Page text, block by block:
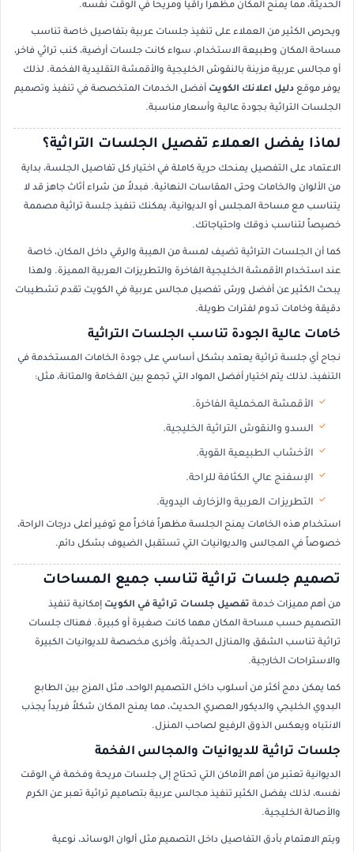
الحديثة، مما يمنح المكان مظهراً راقياً ومريحاً في الوقت نفسه.
ويحرص الكثير من العملاء على تنفيذ جلسات عربية بتفاصيل خاصة تناسب
مساحة المكان وطبيعة الاستخدام، سواء كانت جلسات أرضية، كنب تراثي فاخر،
أو مجالس عربية مزينة بالنقوش الخليجية والأقمشة التقليدية الفخمة. لذلك
يوفر موقع دليل اعلانك الكويت أفضل الخدمات المتخصصة في تنفيذ وتصميم
الجلسات التراثية بجودة عالية وأسعار مناسبة.
لماذا يفضل العملاء تفصيل الجلسات التراثية؟
الاعتماد على التفصيل يمنحك حرية كاملة في اختيار كل تفاصيل الجلسة، بداية
من الألوان والخامات وحتى المقاسات النهائية. فبدلاً من شراء أثاث جاهز قد لا
يتناسب مع مساحة المجلس أو الديوانية، يمكنك تنفيذ جلسة تراثية مصممة
خصيصاً لتناسب ذوقك واحتياجاتك.
كما أن الجلسات التراثية تضيف لمسة من الهيبة والرقي داخل المكان، خاصة
عند استخدام الأقمشة الخليجية الفاخرة والتطريزات العربية المميزة. ولهذا
يبحث الكثير عن أفضل ورش تفصيل مجالس عربية في الكويت تقدم تشطيبات
دقيقة وخامات تدوم لفترات طويلة.
خامات عالية الجودة تناسب الجلسات التراثية
نجاح أي جلسة تراثية يعتمد بشكل أساسي على جودة الخامات المستخدمة في
التنفيذ، لذلك يتم اختيار أفضل المواد التي تجمع بين الفخامة والمتانة، مثل:
الأقمشة المخملية الفاخرة.
السدو والنقوش التراثية الخليجية.
الأخشاب الطبيعية القوية.
الإسفنج عالي الكثافة للراحة.
التطريزات العربية والزخارف اليدوية.
استخدام هذه الخامات يمنح الجلسة مظهراً فاخراً مع توفير أعلى درجات الراحة،
خصوصاً في المجالس والديوانيات التي تستقبل الضيوف بشكل دائم.
تصميم جلسات تراثية تناسب جميع المساحات
من أهم مميزات خدمة تفصيل جلسات تراثية في الكويت إمكانية تنفيذ
التصميم حسب مساحة المكان مهما كانت صغيرة أو كبيرة. فهناك جلسات
تراثية تناسب الشقق والمنازل الحديثة، وأخرى مخصصة للديوانيات الكبيرة
والاستراحات الخارجية.
كما يمكن دمج أكثر من أسلوب داخل التصميم الواحد، مثل المزج بين الطابع
البدوي الخليجي والديكور العصري الحديث، مما يمنح المكان شكلاً فريداً يجذب
الانتباه ويعكس الذوق الرفيع لصاحب المنزل.
جلسات تراثية للديوانيات والمجالس الفخمة
الديوانية تعتبر من أهم الأماكن التي تحتاج إلى جلسات مريحة وفخمة في الوقت
نفسه، لذلك يفضل الكثير تنفيذ مجالس عربية بتصاميم تراثية تعبر عن الكرم
والأصالة الخليجية.
ويتم الاهتمام بأدق التفاصيل داخل التصميم مثل ألوان الوسائد، نوعية